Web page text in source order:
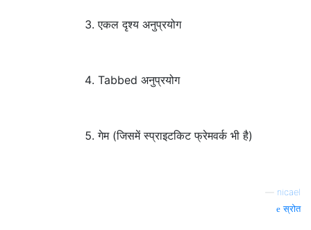
एकल दृश्य अनुप्रयोग
Tabbed अनुप्रयोग
गेम (जिसमें स्प्राइटकिट फ्रेमवर्क भी है)
nicael
स्रोत